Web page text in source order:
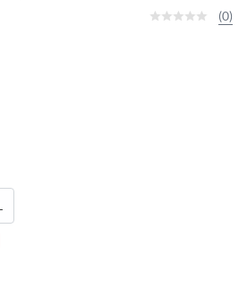
(0)